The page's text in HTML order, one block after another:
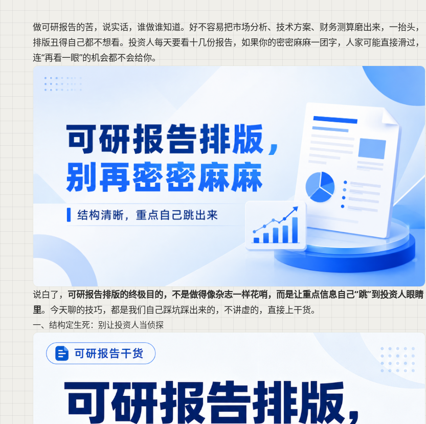
做可研报告的苦，说实话，谁做谁知道。好不容易把市场分析、技术方案、财务测算磨出来，一抬头，
排版丑得自己都不想看。投资人每天要看十几份报告，如果你的密密麻麻一团字，人家可能直接滑过，
连“再看一眼”的机会都不会给你。
说白了， 可研报告排版的终极目的，不是做得像杂志一样花哨，而是让重点信息自己“跳”到投资人眼睛
里。今天聊的技巧，都是我们自己踩坑踩出来的，不讲虚的，直接上干货。
一、结构定生死：别让投资人当侦探